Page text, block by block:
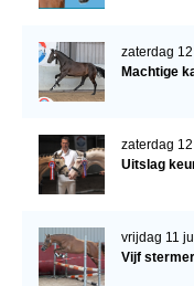
zaterdag
Machtige
zaterdag
Uitslag
vrijdag 11
Vijf